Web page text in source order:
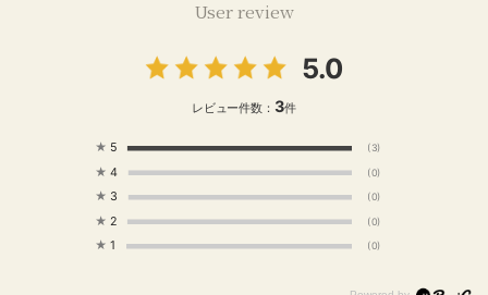
User review
5.0
レビュー件数： 3件
★ 5 (3)
★ 4 (0)
★ 3 (0)
★ 2 (0)
★ 1 (0)